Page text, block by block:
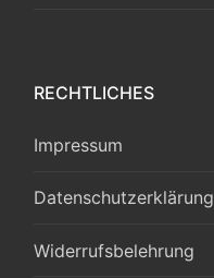
RECHTLICHES
Impressum
Datenschutzerklärung
Widerrufsbelehrung